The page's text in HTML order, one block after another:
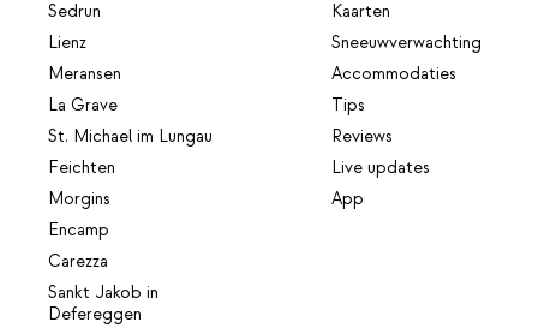
Sedrun
Lienz
Meransen
La Grave
St. Michael im Lungau
Feichten
Morgins
Encamp
Carezza
Sankt Jakob in
Defereggen
Kaarten
Sneeuwverwachting
Accommodaties
Tips
Reviews
Live updates
App